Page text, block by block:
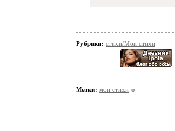
Рубрики: стихи/Мои стихи
Метки: мои стихи